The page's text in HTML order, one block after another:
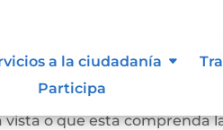
a la ciudadanía
Participa
documento, siempre que
o que esta comprenda